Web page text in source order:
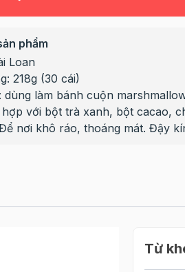
phẩm
Loan
218g (30 cái)
dùng làm bánh cuộn
hợp với bột trà xanh, bột cacao,
nơi khô ráo, thoáng mát. Đậy
Từ